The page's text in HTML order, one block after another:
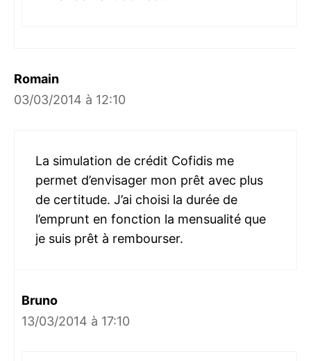
Romain
03/03/2014 à 12:10
La simulation de crédit Cofidis me
permet d’envisager mon prêt avec plus
de certitude. J’ai choisi la durée de
l’emprunt en fonction la mensualité que
je suis prêt à rembourser.
Bruno
13/03/2014 à 17:10